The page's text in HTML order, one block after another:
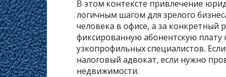
В этом контексте привлечение
логичным шагом для зрелого
человека в офисе, а за
фиксированную абонентскую плату
узкопрофильных специалистов.
налоговый адвокат, если нужно
недвижимости.